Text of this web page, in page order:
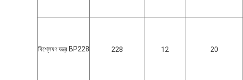
বিশ্লেষণ যন্ত্র BP228 228 12 20